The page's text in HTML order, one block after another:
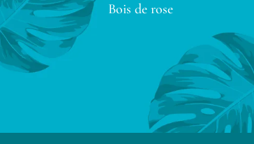
Bois de rose